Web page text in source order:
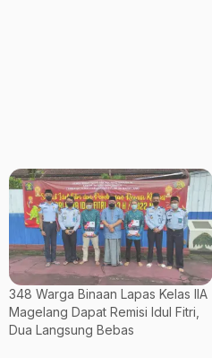
348 Warga Binaan Lapas Kelas IIA
Magelang Dapat Remisi Idul Fitri,
Dua Langsung Bebas